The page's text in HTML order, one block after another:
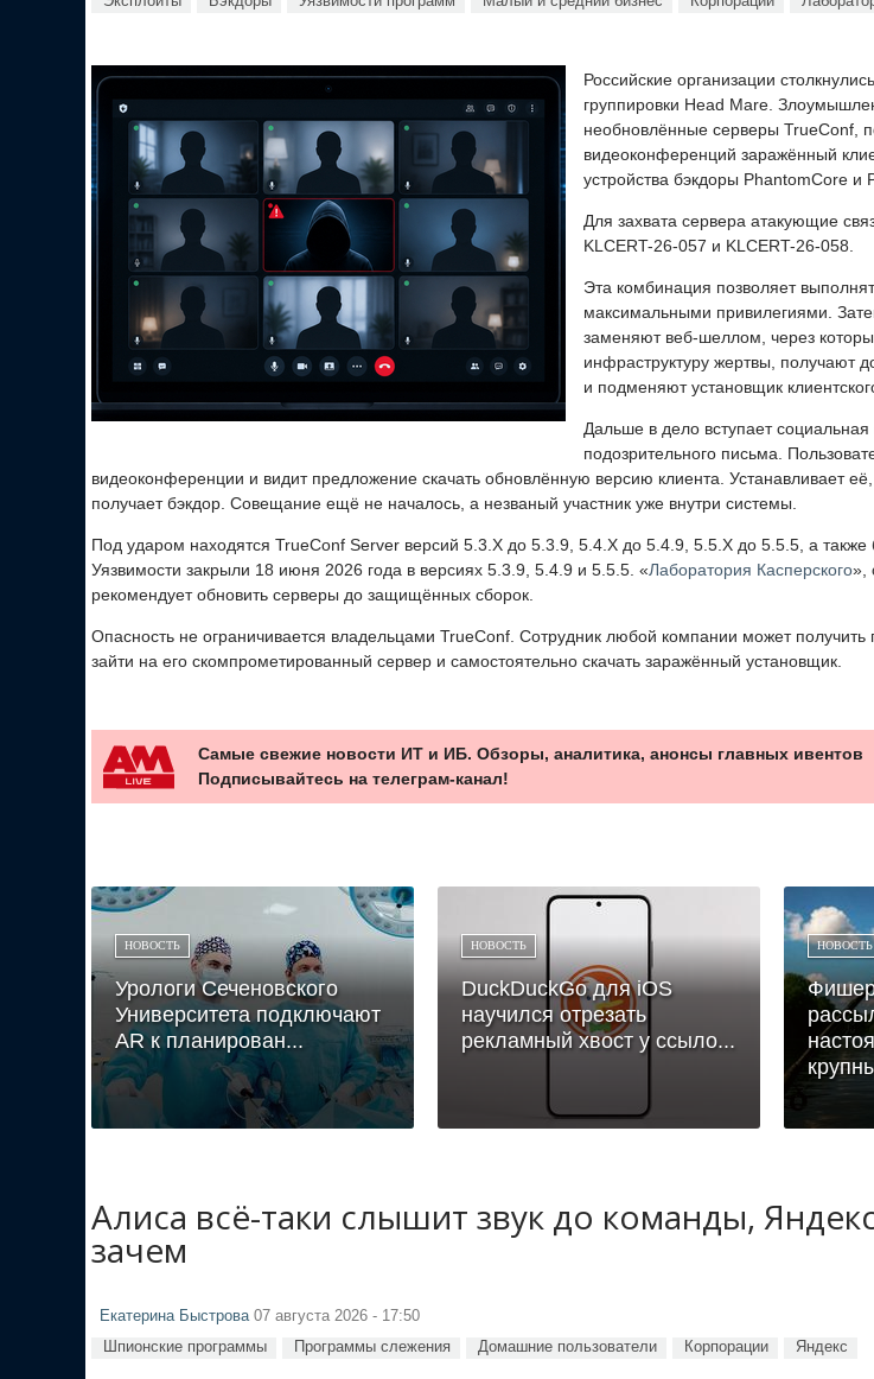
Российские организации
группировки Head Mare.
необновлённые серверы TrueConf,
видеоконференций заражённый
устройства бэкдоры PhantomCore и
Для захвата сервера атакующие
KLCERT-26-057 и KLCERT-26-058.
Эта комбинация позволяет
максимальными привилегиями.
заменяют веб-шеллом, через
инфраструктуру жертвы, получают
и подменяют установщик
Дальше в дело вступает
подозрительного письма.
видеоконференции и видит предложение скачать обновлённую версию клиента. Устанавливает
получает бэкдор. Совещание ещё не началось, а незваный участник уже внутри системы.
Под ударом находятся TrueConf Server версий 5.3.X до 5.3.9, 5.4.X до 5.4.9, 5.5.X до 5.5.5, а также
Уязвимости закрыли 18 июня 2026 года в версиях 5.3.9, 5.4.9 и 5.5.5. «Лаборатория Касперского»,
рекомендует обновить серверы до защищённых сборок.
Опасность не ограничивается владельцами TrueConf. Сотрудник любой компании может получить
зайти на его скомпрометированный сервер и самостоятельно скачать заражённый установщик.
Самые свежие новости ИТ и ИБ. Обзоры, аналитика, анонсы главных ивентов
Подписывайтесь на телеграм-канал!
НОВОСТЬ
Урологи Сеченовского
Университета подключают
AR к планирован...
НОВОСТЬ
DuckDuckGo для iOS
научился отрезать
рекламный хвост у ссыло...
НОВОСТЬ
Алиса всё-таки слышит звук до команды,
зачем
Екатерина Быстрова 07 августа 2026 - 17:50
Шпионские программы Программы слежения Домашние пользователи Корпорации Яндекс